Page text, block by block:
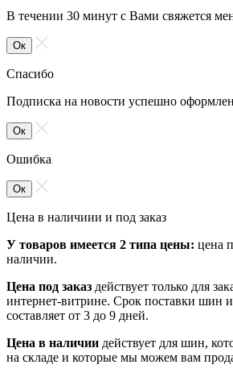
В течении 30 минут с Вами свяжется
Ок
Спасибо
Подписка на новости успешно
Ок
Ошибка
Ок
Цена в наличиии и под заказ
У товаров имеется 2 типа цены: цена
наличии.
Цена под заказ действует только для
интернет-витрине. Срок поставки шин
составляет от 3 до 9 дней.
Цена в наличии действует для шин,
на складе и которые мы можем вам